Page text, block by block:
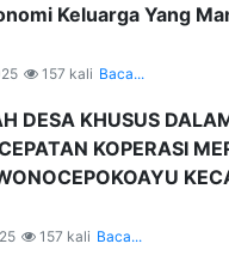
Keluarga Yang
157 kali Baca...
DESA KHUSUS
KOPERASI
157 kali Baca...